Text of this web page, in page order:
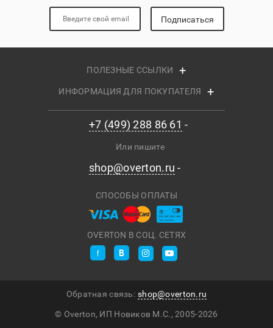
Подписаться
ПОЛЕЗНЫЕ ССЫЛКИ
ИНФОРМАЦИЯ ДЛЯ ПОКУПАТЕЛЯ
+7 (499) 288 86 61
Или пишите
shop@overton.ru
OVERTON В СОЦ. СЕТЯХ
СПОСОБЫ ОПЛАТЫ
© Overton, ИП Новиков М.С., 2005-2026
Обратная связь: shop@overton.ru